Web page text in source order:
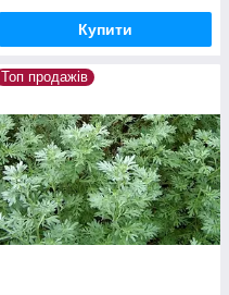
Купити
Топ продажів